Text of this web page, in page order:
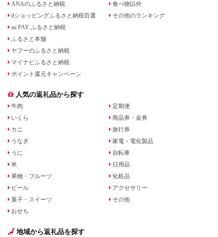
ANAのふるさと納税
dショッピングふるさと納税百選
au PAY ふるさと納税
ふるさと本舗
ヤフーのふるさと納税
マイナビふるさと納税
ポイント還元キャンペーン
食べ物以外
その他のランキング
人気の返礼品から探す
牛肉
いくら
カニ
うなぎ
うに
米
果物・フルーツ
ビール
菓子・スイーツ
おせち
定期便
商品券・金券
旅行券
家電・電化製品
自転車
日用品
化粧品
アクセサリー
その他
地域から返礼品を探す